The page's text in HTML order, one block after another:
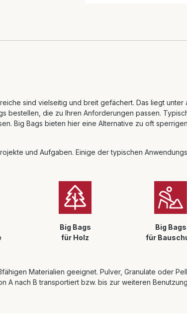
sind vielseitig und breit gefächert. Das liegt
bestellen, die zu Ihren Anforderungen passen.
Big Bags bieten hier eine Alternative zu oft
und Aufgaben. Einige der typischen
Big Bags
für Holz
Big Bags
für
Materialien geeignet. Pulver, Granulate oder
A nach B transportiert bzw. bis zur weiteren